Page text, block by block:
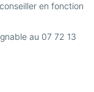
en fonction
au 07 72 13